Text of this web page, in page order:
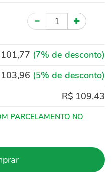
Quantidade
(7% de desconto)
(5% de desconto)
R$ 109,43